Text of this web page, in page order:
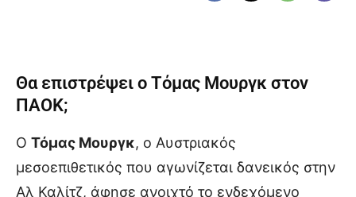
Θα επιστρέψει ο Τόμας Μουργκ στον
ΠΑΟΚ;
Ο Τόμας Μουργκ, ο Αυστριακός
μεσοεπιθετικός που αγωνίζεται δανεικός στην
Αλ Καλίτζ, άφησε ανοιχτό το ενδεχόμενο